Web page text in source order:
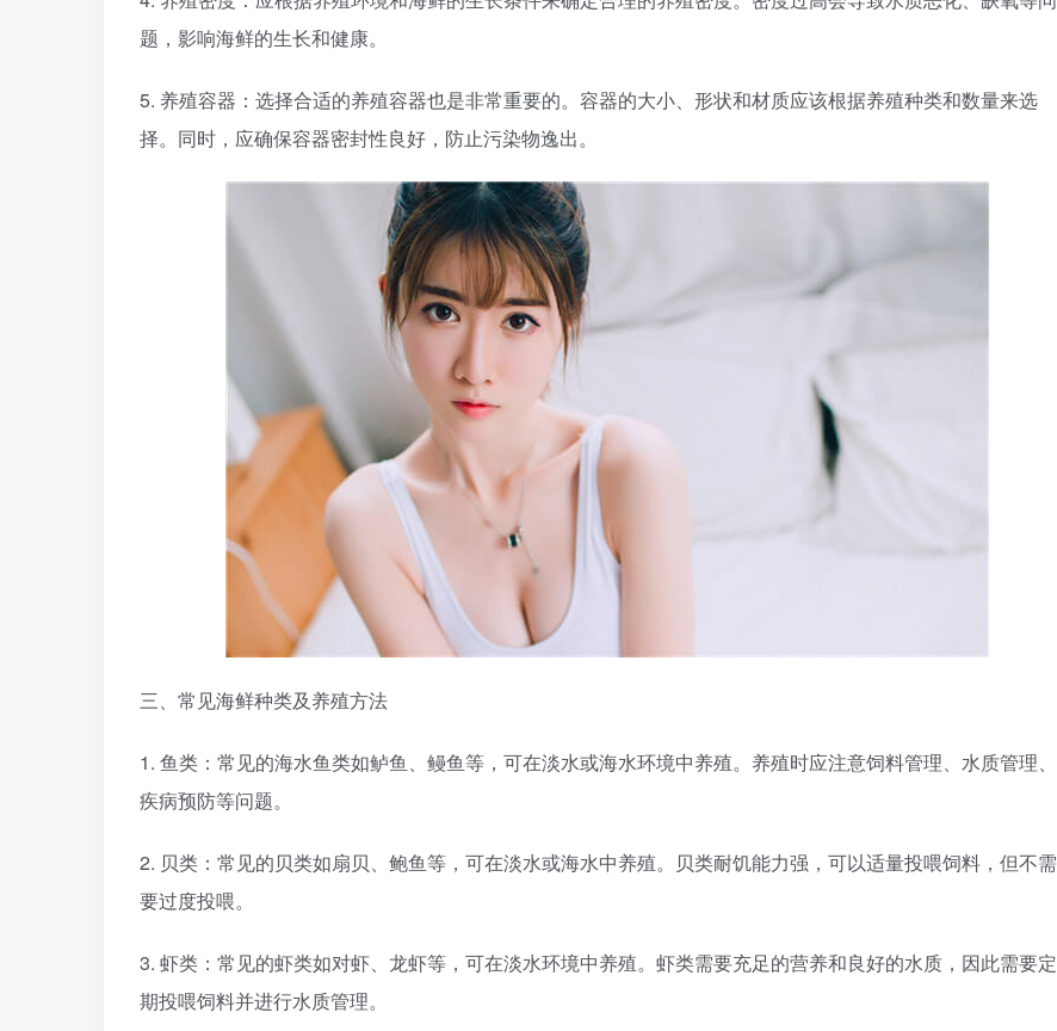
题，影响海鲜的生长和健康。
5. 养殖容器：选择合适的养殖容器也是非常重要的。容器的大小、形状和材质应该根据养殖种类和数量来选
择。同时，应确保容器密封性良好，防止污染物逸出。
三、常见海鲜种类及养殖方法
1. 鱼类：常见的海水鱼类如鲈鱼、鳗鱼等，可在淡水或海水环境中养殖。养殖时应注意饲料管理、水质管理、
疾病预防等问题。
2. 贝类：常见的贝类如扇贝、鲍鱼等，可在淡水或海水中养殖。贝类耐饥能力强，可以适量投喂饲料，但不需
要过度投喂。
3. 虾类：常见的虾类如对虾、龙虾等，可在淡水环境中养殖。虾类需要充足的营养和良好的水质，因此需要定
期投喂饲料并进行水质管理。